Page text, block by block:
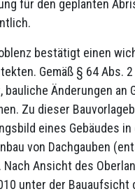
für den geplanten
bestätigt einen
Gemäß § 64 Abs.
bauliche Änderungen an
Zu dieser
eines Gebäudes
von Dachgauben
Nach Ansicht des
unter der